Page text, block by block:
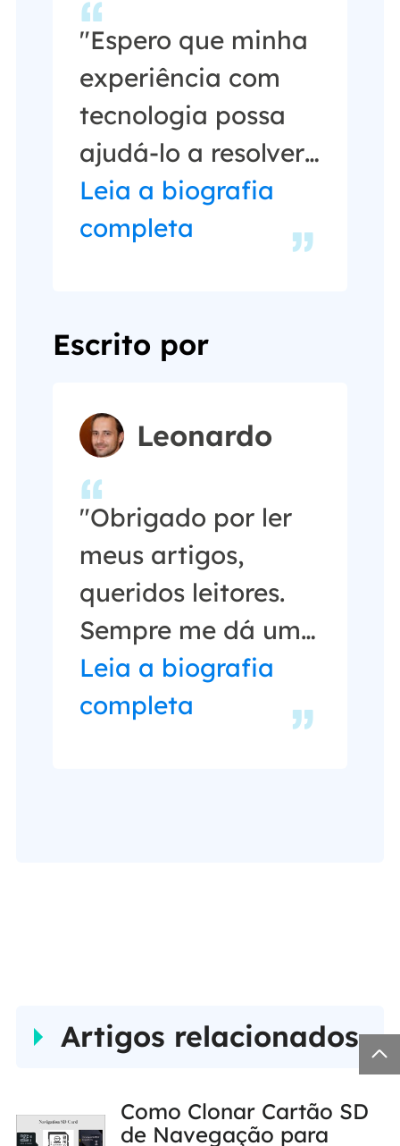
"Espero que minha
experiência com
tecnologia possa
ajudá-lo a resolver
a maioria dos
problemas do seu
Leia a biografia
completa
Escrito por
Leonardo
"Obrigado por ler
meus artigos,
queridos leitores.
Sempre me dá uma
grande sensação
de realização
Leia a biografia
completa
Artigos relacionados
Como Clonar Cartão SD
de Navegação para
